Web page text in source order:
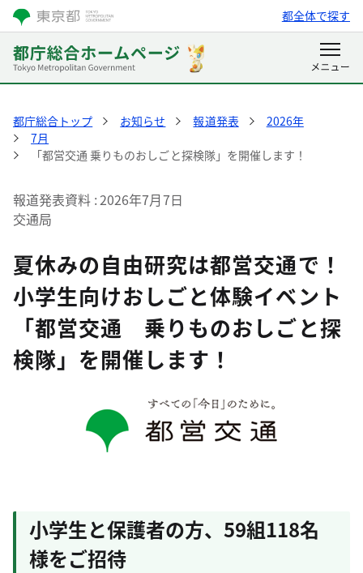
都全体で探す
都庁総合トップ お知らせ 報道発表
2026年
7月
「都営交通 乗りものおしごと探検隊」を開催します！
報道発表資料 2026年7月7日
交通局
夏休みの自由研究は都営交通で！
小学生向けおしごと体験イベント
「都営交通 乗りものおしごと探
検隊」を開催します！
小学生と保護者の方、59組118名
様をご招待